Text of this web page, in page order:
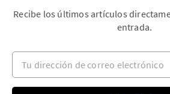
Recibe los últimos artículos
entrada.
Tu dirección de correo electrónico